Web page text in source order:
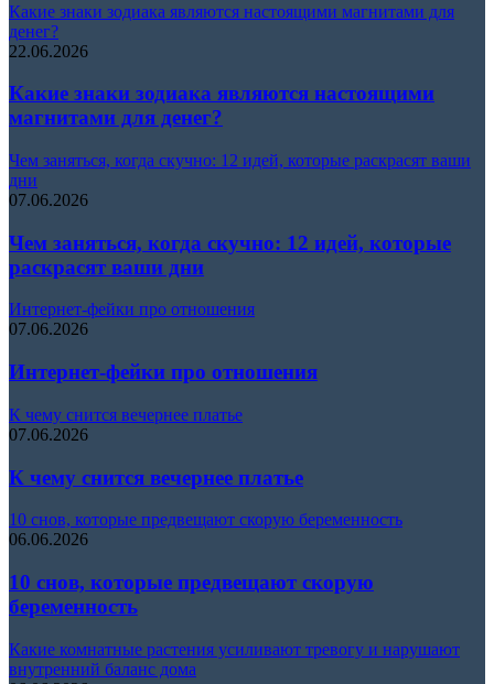
Какие знаки зодиака являются настоящими магнитами для
денег?
22.06.2026
Какие знаки зодиака являются настоящими
магнитами для денег?
Чем заняться, когда скучно: 12 идей, которые раскрасят ваши
дни
07.06.2026
Чем заняться, когда скучно: 12 идей, которые
раскрасят ваши дни
Интернет-фейки про отношения
07.06.2026
Интернет-фейки про отношения
К чему снится вечернее платье
07.06.2026
К чему снится вечернее платье
10 снов, которые предвещают скорую беременность
06.06.2026
10 снов, которые предвещают скорую
беременность
Какие комнатные растения усиливают тревогу и нарушают
внутренний баланс дома